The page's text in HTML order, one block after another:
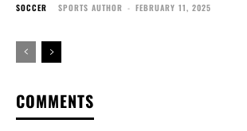
SOCCER SPORTS AUTHOR - FEBRUARY 11, 2025
COMMENTS